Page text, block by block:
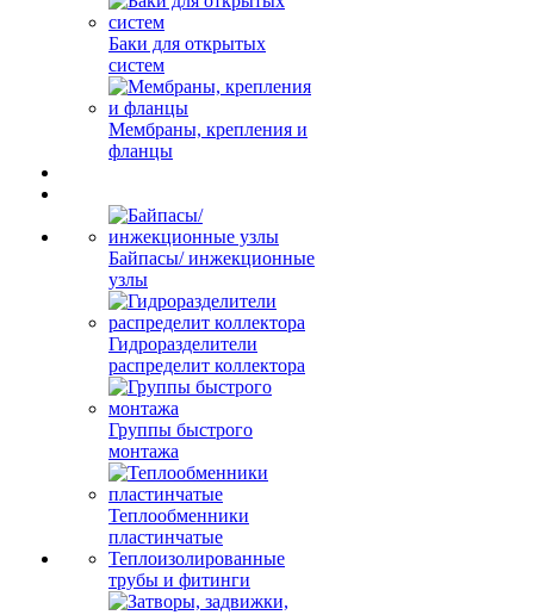
Баки для открытых
систем
Мембраны, крепления и
фланцы
Байпасы/ инжекционные
узлы
Гидроразделители
распределит коллектора
Группы быстрого
монтажа
Теплообменники
пластинчатые
Теплоизолированные
трубы и фитинги